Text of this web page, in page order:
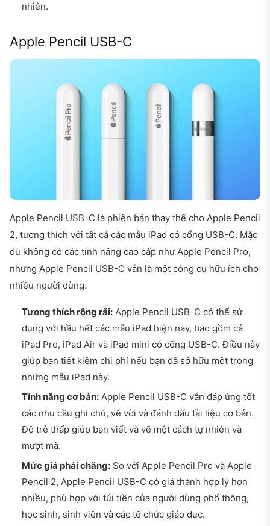
nhiên.
Apple Pencil USB-C
Apple Pencil USB-C là phiên bản thay thế cho Apple Pencil
2, tương thích với tất cả các mẫu iPad có cổng USB-C. Mặc
dù không có các tính năng cao cấp như Apple Pencil Pro,
nhưng Apple Pencil USB-C vẫn là một công cụ hữu ích cho
nhiều người dùng.
Tương thích rộng rãi: Apple Pencil USB-C có thể sử
dụng với hầu hết các mẫu iPad hiện nay, bao gồm cả
iPad Pro, iPad Air và iPad mini có cổng USB-C. Điều này
giúp bạn tiết kiệm chi phí nếu bạn đã sở hữu một trong
những mẫu iPad này.
Tính năng cơ bản: Apple Pencil USB-C vẫn đáp ứng tốt
các nhu cầu ghi chú, vẽ vời và đánh dấu tài liệu cơ bản.
Độ trễ thấp giúp bạn viết và vẽ một cách tự nhiên và
mượt mà.
Mức giá phải chăng: So với Apple Pencil Pro và Apple
Pencil 2, Apple Pencil USB-C có giá thành hợp lý hơn
nhiều, phù hợp với túi tiền của người dùng phổ thông,
học sinh, sinh viên và các tổ chức giáo dục.